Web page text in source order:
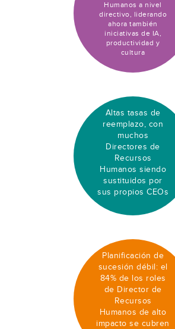
Humanos a nivel
directivo, liderando
ahora también
iniciativas de IA,
productividad y
cultura
Altas tasas de
reemplazo, con
muchos
Directores de
Recursos
Humanos siendo
sustituidos por
sus propios CEOs
Planificación de
sucesión débil: el
84% de los roles
de Director de
Recursos
Humanos de alto
impacto se cubren